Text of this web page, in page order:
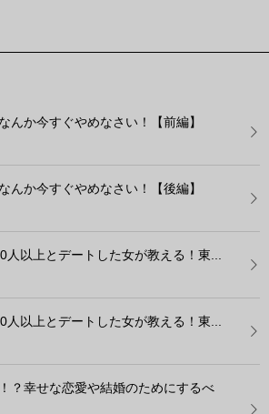
んか今すぐやめなさい！【前編】
んか今すぐやめなさい！【後編】
人以上とデートした女が教える！東...
人以上とデートした女が教える！東...
？幸せな恋愛や結婚のためにするべ